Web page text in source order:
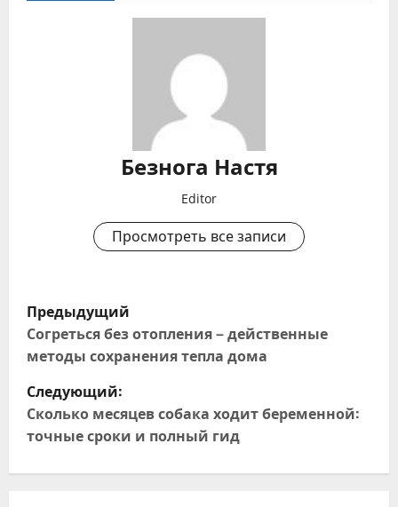
Безнога Настя
Editor
Просмотреть все записи
Н
а
в
и
г
Предыдущий
Согреться без отопления – действенные
методы сохранения тепла дома
Следующий:
Сколько месяцев собака ходит беременной:
точные сроки и полный гид